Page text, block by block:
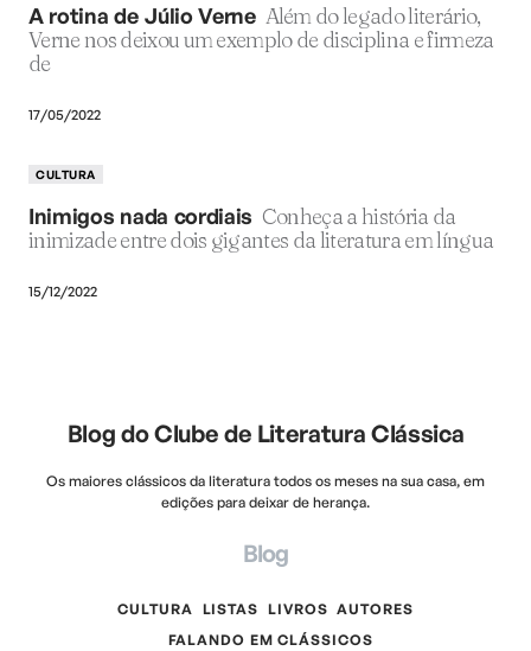
A rotina de Júlio Verne Além do legado literário,
Verne nos deixou um exemplo de disciplina e firmeza
de
17/05/2022
CULTURA
Inimigos nada cordiais Conheça a história da
inimizade entre dois gigantes da literatura em língua
15/12/2022
Blog do Clube de Literatura Clássica
Os maiores clássicos da literatura todos os meses na sua casa, em
edições para deixar de herança.
Blog
CULTURA LISTAS LIVROS AUTORES
FALANDO EM CLÁSSICOS